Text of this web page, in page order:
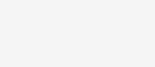
“Girls